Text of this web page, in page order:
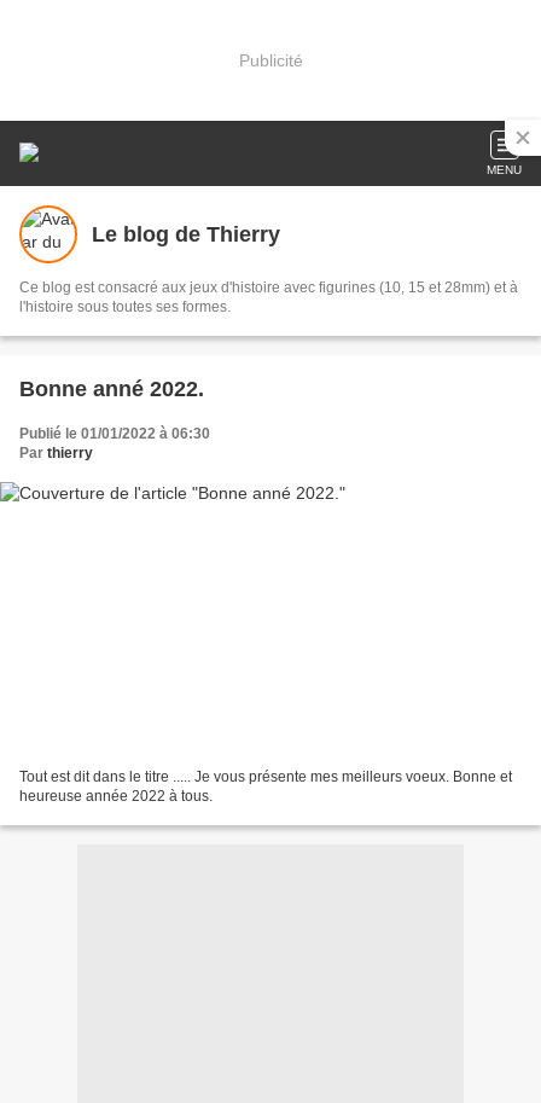
Publicité
MENU
Le blog de Thierry
Ce blog est consacré aux jeux d'histoire avec figurines (10, 15 et 28mm) et à
l'histoire sous toutes ses formes.
Bonne anné 2022.
Publié le 01/01/2022 à 06:30
Par thierry
Tout est dit dans le titre ..... Je vous présente mes meilleurs voeux. Bonne et
heureuse année 2022 à tous.